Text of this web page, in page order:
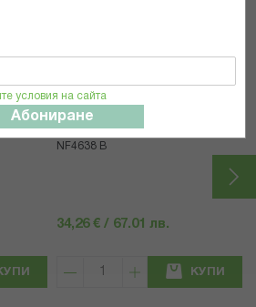
условия на сайта
Абониране
Now Foods
НАО КУРКУМИН КАПС Х 60
NF4638 В
34,26 € / 67.01 лв.
КУПИ